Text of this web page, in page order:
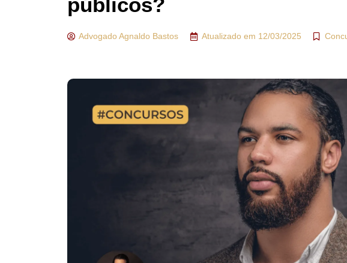
públicos?
AdvogadoAgnaldo Bastos Atualizado em 12/03/2025